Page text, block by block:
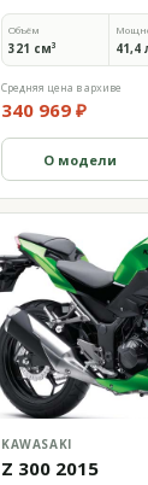
Объём
321 см³ 41,4
Средняя цена в архиве
340 969 ₽
О модели
KAWASAKI
Z 300 2015